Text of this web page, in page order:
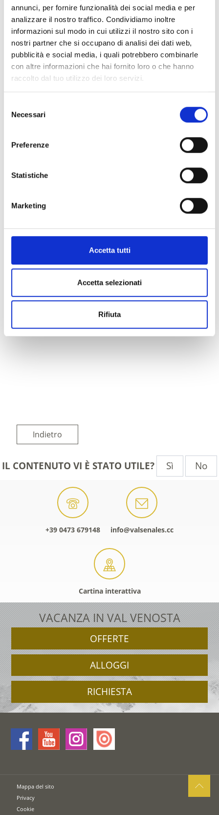
annunci, per fornire funzionalità dei social media e per
analizzare il nostro traffico. Condividiamo inoltre
informazioni sul modo in cui utilizzi il nostro sito con i
nostri partner che si occupano di analisi dei dati web,
pubblicità e social media, i quali potrebbero combinarle
con altre informazioni che hai fornito loro o che hanno
raccolto dal tuo utilizzo dei loro servizi.
delNecessari
Preferenze
Statistiche
Marketing
Accetta tutti
Accetta selezionati
Rifiuta
Noleggio sci Skifactory Maso Corto
Kurzras 115
39020 Schnals
+39 347 2437202
info@skifactory-masocorto.com
www.skifactory-masocorto.it
Mappa e profilo di elevazione
Indietro
IL CONTENUTO VI È STATO UTILE? Sì No
+39 0473 679148 info@valsenales.cc
Cartina interattiva
VACANZA IN VAL VENOSTA
OFFERTE
ALLOGGI
RICHIESTA
Mappa del sito
Privacy
Cookie